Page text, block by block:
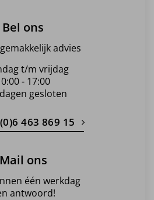
Bel ons
advies
t/m vrijdag
- 17:00
gesloten
463 869 15
Mail ons
één werkdag
antwoord!